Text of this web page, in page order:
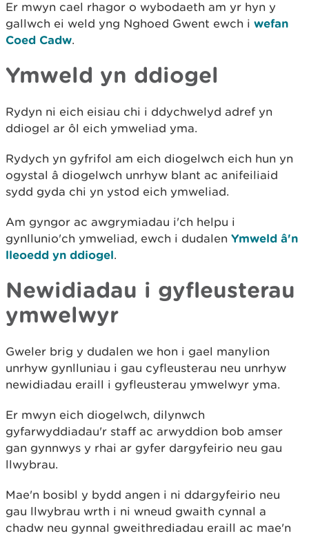
Er mwyn cael rhagor o wybodaeth am yr hyn y
gallwch ei weld yng Nghoed Gwent ewch i wefan
Coed Cadw.
Ymweld yn ddiogel
Rydyn ni eich eisiau chi i ddychwelyd adref yn
ddiogel ar ôl eich ymweliad yma.
Rydych yn gyfrifol am eich diogelwch eich hun yn
ogystal â diogelwch unrhyw blant ac anifeiliaid
sydd gyda chi yn ystod eich ymweliad.
Am gyngor ac awgrymiadau i'ch helpu i
gynllunio'ch ymweliad, ewch i dudalen Ymweld â'n
lleoedd yn ddiogel.
Newidiadau i gyfleusterau
ymwelwyr
Gweler brig y dudalen we hon i gael manylion
unrhyw gynlluniau i gau cyfleusterau neu unrhyw
newidiadau eraill i gyfleusterau ymwelwyr yma.
Er mwyn eich diogelwch, dilynwch
gyfarwyddiadau'r staff ac arwyddion bob amser
gan gynnwys y rhai ar gyfer dargyfeirio neu gau
llwybrau.
Mae'n bosibl y bydd angen i ni ddargyfeirio neu
gau llwybrau wrth i ni wneud gwaith cynnal a
chadw neu gynnal gweithrediadau eraill ac mae'n